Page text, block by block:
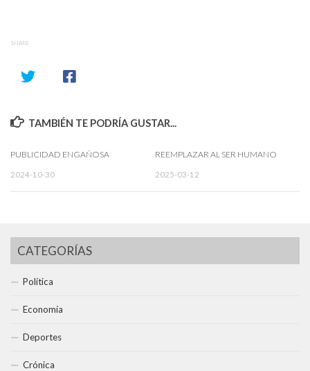
SHARE
TAMBIÉN TE PODRÍA GUSTAR...
PUBLICIDAD ENGAÑOSA
2024-10-30
REEMPLAZAR AL SER HUMANO
2025-03-12
CATEGORÍAS
Política
Economía
Deportes
Crónica